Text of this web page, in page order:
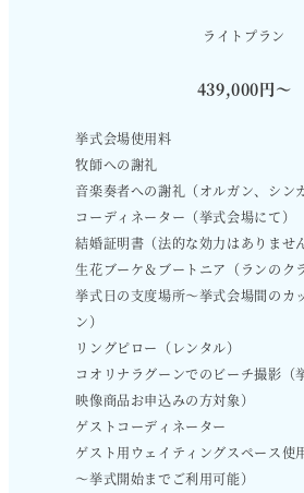
ライトプラン
439,000円〜
挙式会場使用料
牧師への謝礼
音楽奏者への謝礼（オルガン、シン
コーディネーター（挙式会場にて）
結婚証明書（法的な効力はありませ
生花ブーケ＆ブートニア（ランのク
挙式日の支度場所～挙式会場間のカ
ン）
リングピロー（レンタル）
コオリナラグーンでのビーチ撮影（
映像商品お申込みの方対象）
ゲストコーディネーター
ゲスト用ウェイティングスペース使
～挙式開始までご利用可能）